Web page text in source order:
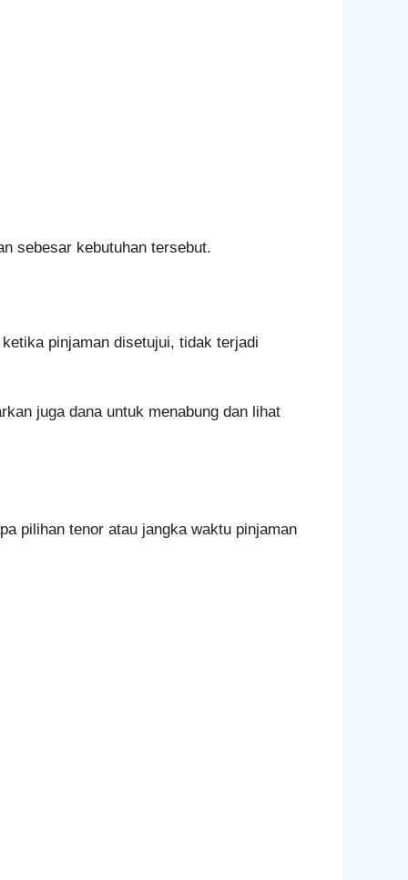
sebesar kebutuhan tersebut.
pinjaman disetujui, tidak terjadi
juga dana untuk menabung dan lihat
pilihan tenor atau jangka waktu pinjaman